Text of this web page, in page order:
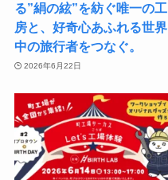
る”絹の絃”を紡ぐ唯一の工
房と、好奇心あふれる世界
中の旅行者をつなぐ。
2026年6月22日